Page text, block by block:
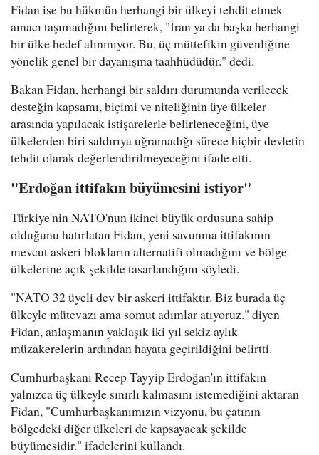
Fidan ise bu hükmün herhangi bir ülkeyi tehdit etmek
amacı taşımadığını belirterek, "İran ya da başka herhangi
bir ülke hedef alınmıyor. Bu, üç müttefikin güvenliğine
yönelik genel bir dayanışma taahhüdüdür." dedi.
Bakan Fidan, herhangi bir saldırı durumunda verilecek
desteğin kapsamı, biçimi ve niteliğinin üye ülkeler
arasında yapılacak istişarelerle belirleneceğini, üye
ülkelerden biri saldırıya uğramadığı sürece hiçbir devletin
tehdit olarak değerlendirilmeyeceğini ifade etti.
"Erdoğan ittifakın büyümesini istiyor"
Türkiye'nin NATO'nun ikinci büyük ordusuna sahip
olduğunu hatırlatan Fidan, yeni savunma ittifakının
mevcut askeri blokların alternatifi olmadığını ve bölge
ülkelerine açık şekilde tasarlandığını söyledi.
"NATO 32 üyeli dev bir askeri ittifaktır. Biz burada üç
ülkeyle mütevazı ama somut adımlar atıyoruz." diyen
Fidan, anlaşmanın yaklaşık iki yıl sekiz aylık
müzakerelerin ardından hayata geçirildiğini belirtti.
Cumhurbaşkanı Recep Tayyip Erdoğan'ın ittifakın
yalnızca üç ülkeyle sınırlı kalmasını istemediğini aktaran
Fidan, "Cumhurbaşkanımızın vizyonu, bu çatının
bölgedeki diğer ülkeleri de kapsayacak şekilde
büyümesidir." ifadelerini kullandı.